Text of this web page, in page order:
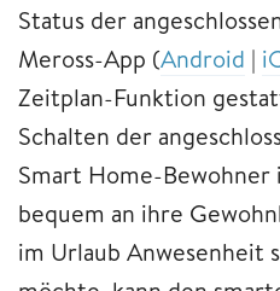
Status der
Meross-App (Android |
Zeitplan-Funktion
Schalten der
Smart Home-
bequem an ihre
im Urlaub Anwesenheit